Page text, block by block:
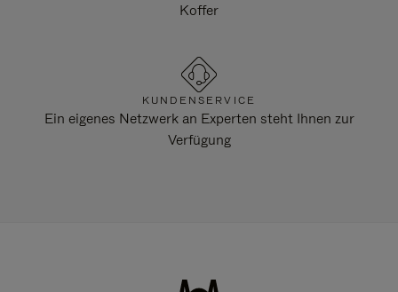
Koffer
KUNDENSERVICE
Ein eigenes Netzwerk an Experten steht Ihnen zur
Verfügung